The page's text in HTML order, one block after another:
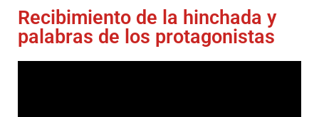
Recibimiento de la hinchada y
palabras de los protagonistas